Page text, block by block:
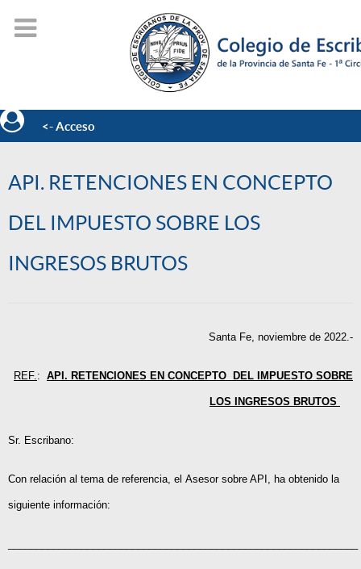
<- Acceso
API. RETENCIONES EN CONCEPTO
DEL IMPUESTO SOBRE LOS
INGRESOS BRUTOS
Santa Fe, noviembre de 2022.-
REF.: API. RETENCIONES EN CONCEPTO DEL IMPUESTO SOBRE
LOS INGRESOS BRUTOS
Sr. Escribano:
Con relación al tema de referencia, el Asesor sobre API, ha obtenido la
siguiente información: